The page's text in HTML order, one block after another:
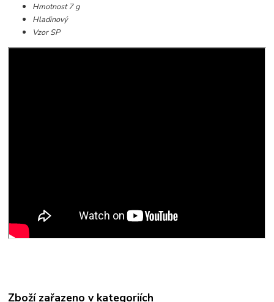
Hmotnost 7 g
Hladinový
Vzor SP
Zboží zařazeno v kategoriích